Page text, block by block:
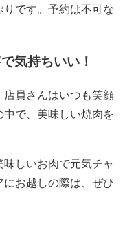
です。予約は不可な
気持ちいい！
員さんはいつも笑顔
で、美味しい焼肉を
しいお肉で元気チャ
お越しの際は、ぜひ